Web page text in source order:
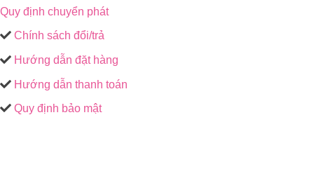
Quy định chuyển phát
Chính sách đổi/trả
Hướng dẫn đặt hàng
Hướng dẫn thanh toán
Quy định bảo mật